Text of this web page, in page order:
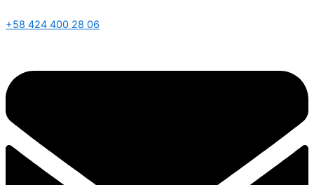
+58 424 400 28 06